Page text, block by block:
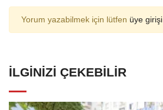
Yorum yazabilmek için lütfen üye girişi
İLGINIZI ÇEKEBILIR